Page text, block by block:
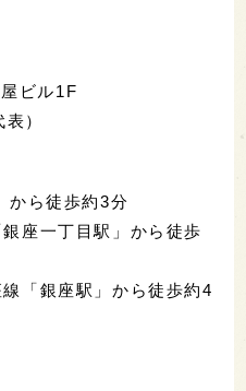
ビル1F
）
から徒歩約3分
座一丁目駅」から徒歩
「銀座駅」から徒歩約4